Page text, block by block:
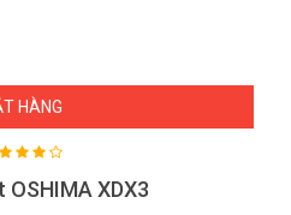
HÀNG
OSHIMA XDX3